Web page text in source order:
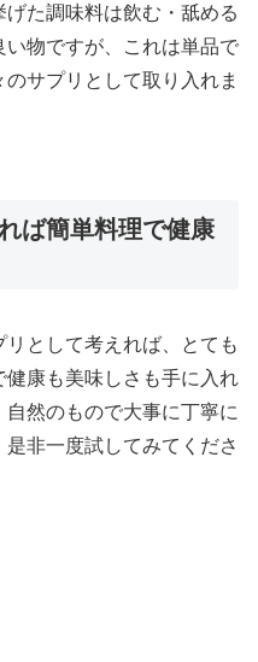
た調味料は飲む・舐める
物ですが、これは単品で
サプリとして取り入れま
ば簡単料理で健康
として考えれば、とても
康も美味しさも手に入れ
然のもので大事に丁寧に
非一度試してみてくださ